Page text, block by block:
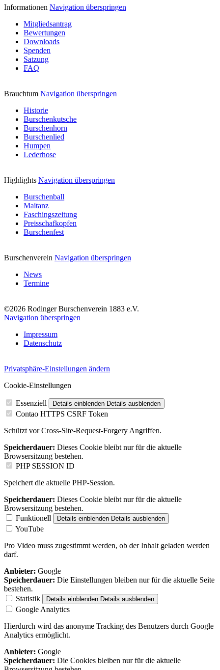
Informationen Navigation überspringen
Mitgliedsantrag
Bewertungen
Downloads
Spenden
Satzung
FAQ
Brauchtum Navigation überspringen
Historie
Burschenkutsche
Burschenhorn
Burschenlied
Humpen
Lederhose
Highlights Navigation überspringen
Burschenball
Maitanz
Faschingszeitung
Preisschafkopfen
Burschenfest
Burschenverein Navigation überspringen
News
Termine
©2026 Rodinger Burschenverein 1883 e.V.
Navigation überspringen
Impressum
Datenschutz
Privatsphäre-Einstellungen ändern
Cookie-Einstellungen
Essenziell Details einblenden Details ausblenden
Contao HTTPS CSRF Token
Schützt vor Cross-Site-Request-Forgery Angriffen.
Speicherdauer: Dieses Cookie bleibt nur für die aktuelle
Browsersitzung bestehen.
PHP SESSION ID
Speichert die aktuelle PHP-Session.
Speicherdauer: Dieses Cookie bleibt nur für die aktuelle
Browsersitzung bestehen.
Funktionell
Details einblenden Details ausblenden
YouTube
Pro Video muss zugestimmt werden, ob der Inhalt geladen werden
darf.
Anbieter: Google
Speicherdauer: Die Einstellungen bleiben nur für die aktuelle Seite
bestehen.
Statistik
Details einblenden Details ausblenden
Google Analytics
Hierdurch wird das anonyme Tracking des Benutzers durch Google
Analytics ermöglicht.
Anbieter: Google
Speicherdauer: Die Cookies bleiben nur für die aktuelle